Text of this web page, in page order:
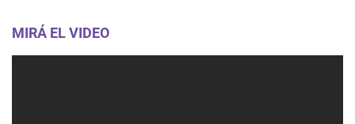
MIRÁ EL VIDEO